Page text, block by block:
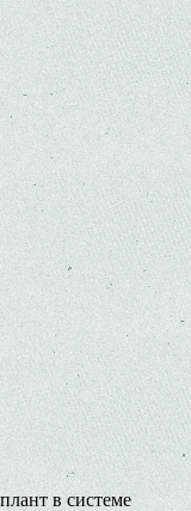
в системе